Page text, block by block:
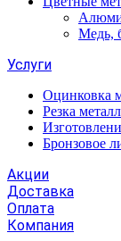
Медь,
Услуги
Оцинковка
Резка
Бронзовое
Акции
Доставка
Оплата
Компания